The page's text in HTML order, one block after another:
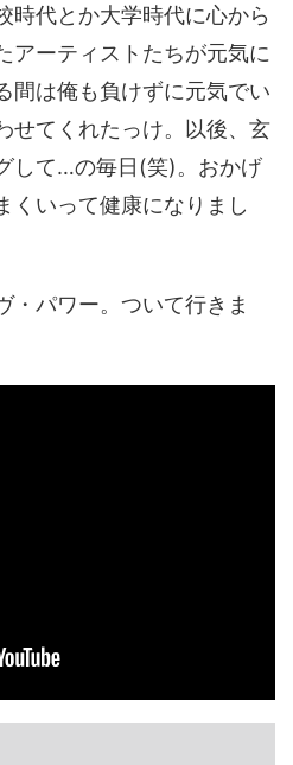
時代とか大学時代に心から
アーティストたちが元気に
間は俺も負けずに元気でい
せてくれたっけ。以後、玄
して…の毎日(笑)。おかげ
くいって健康になりまし
・パワー。ついて行きま